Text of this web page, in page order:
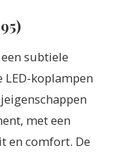
subtiele
koplampen
met een
en comfort. De